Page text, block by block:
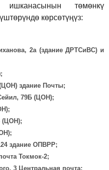
ишканасынын төмөнкү
көрсөтүңүз:
2а (здание ДРТСиВС) и
(ЦОН) здание Почты;
79Б (ЦОН);
(ЦОН);
здание ОПВРР;
Токмок-2;
3 Центральная почта;